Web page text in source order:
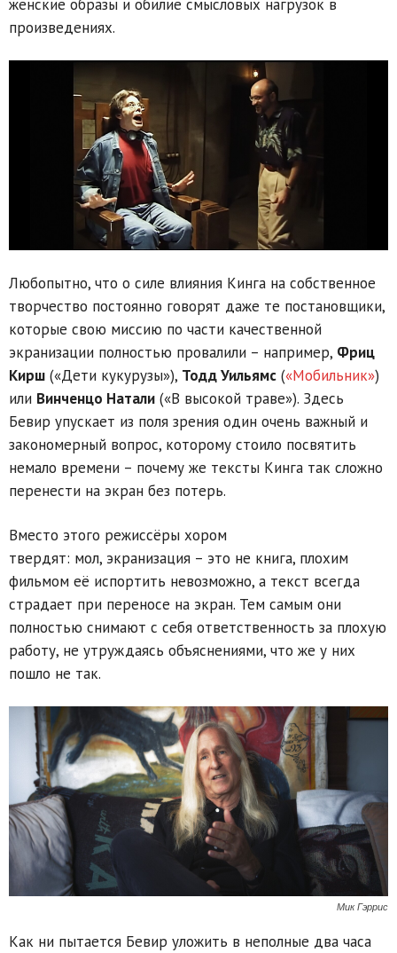
женские образы и обилие смысловых нагрузок в
произведениях.
Любопытно, что о силе влияния Кинга на собственное
творчество постоянно говорят даже те постановщики,
которые свою миссию по части качественной
экранизации полностью провалили – например, Фриц
Кирш («Дети кукурузы»), Тодд Уильямс («Мобильник»)
или Винченцо Натали («В высокой траве»). Здесь
Бевир упускает из поля зрения один очень важный и
закономерный вопрос, которому стоило посвятить
немало времени – почему же тексты Кинга так сложно
перенести на экран без потерь.
Вместо этого режиссёры хором
твердят: мол, экранизация – это не книга, плохим
фильмом её испортить невозможно, а текст всегда
страдает при переносе на экран. Тем самым они
полностью снимают с себя ответственность за плохую
работу, не утруждаясь объяснениями, что же у них
пошло не так.
Мик Гэррис
Как ни пытается Бевир уложить в неполные два часа